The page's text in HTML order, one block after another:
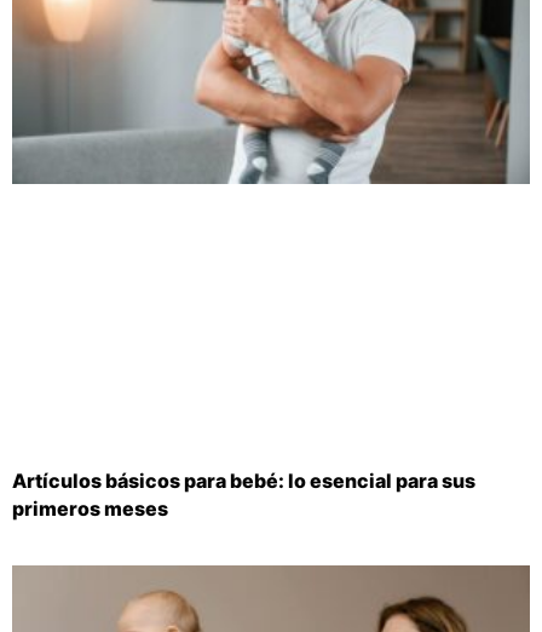
Artículos básicos para bebé: lo esencial para sus
primeros meses